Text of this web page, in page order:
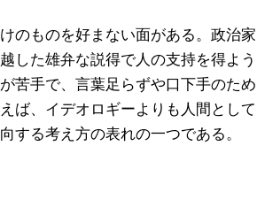
のものを好まない面がある。政治家
した雄弁な説得で人の支持を得よう
苦手で、言葉足らずや口下手のため
ば、イデオロギーよりも人間として
る考え方の表れの一つである。